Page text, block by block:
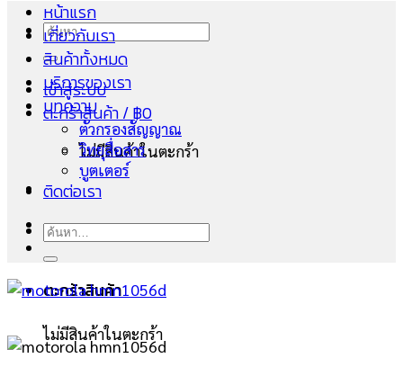
ค้นหา:
เข้าสู่ระบบ
ตะกร้าสินค้า /฿0
ไม่มีสินค้าในตะกร้า
ตะกร้าสินค้า
ไม่มีสินค้าในตะกร้า
หน้าแรก
เกี่ยวกับเรา
สินค้าทั้งหมด
บริการของเรา
บทความ
ตัวกรองสัญญาณ
วิทยุสื่อสาร
บูตเตอร์
ติดต่อเรา
ค้นหา: